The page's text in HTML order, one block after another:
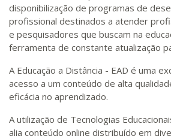
disponibilização de programas de
profissional destinados a atender
e pesquisadores que buscam na
ferramenta de constante atualização
A Educação a Distância - EAD é uma
acesso a um conteúdo de alta
eficácia no aprendizado.
A utilização de Tecnologias
alia conteúdo online distribuído em